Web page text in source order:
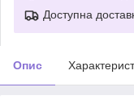
Доступна
Опис